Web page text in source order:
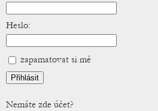
Heslo:
zapamatovat si mě
Nemáte zde účet?